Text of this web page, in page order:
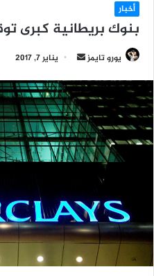
أخبار
بنوك بريطانية كبرى
يورو تايمز
س
ل
ب
ر
ي
إ
ل
ك
ت
يناير 7, 2017